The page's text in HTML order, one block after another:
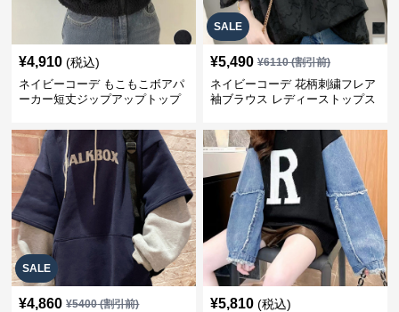
¥4,910 (税込)
ネイビーコーデ もこもこボアパ
ーカー短丈ジップアップトップ
SALE
¥5,490 ¥6110(割引前)
ネイビーコーデ 花柄刺繍フレア
袖ブラウス レディーストップス
SALE
¥4,860 ¥5400(割引前) ¥5,810 (税込)